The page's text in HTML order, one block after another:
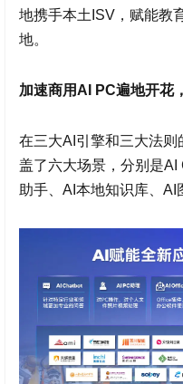
地携手本土ISV，赋能教
地。
加速商用AI PC遍地开花
在三大AI引擎和三大法
盖了六大场景，分别是
助手、AI本地知识库、AI